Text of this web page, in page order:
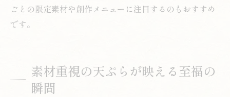
ごとの限定素材や創作メニューに注目するのもおすすめ
です。
素材重視の天ぷらが映える至福の
瞬間